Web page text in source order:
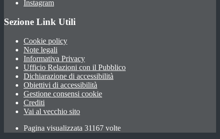
Instagram
Sezione Link Utili
Cookie policy
Note legali
Informativa Privacy
Ufficio Relazioni con il Pubblico
Dichiarazione di accessibilità
Obiettivi di accessibilità
Gestione consensi cookie
Crediti
Vai al vecchio sito
Pagina visualizzata 31167 volte